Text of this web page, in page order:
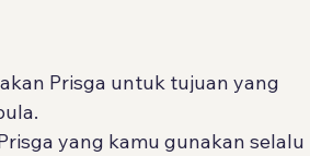
Prisga untuk tujuan yang
yang kamu gunakan selalu